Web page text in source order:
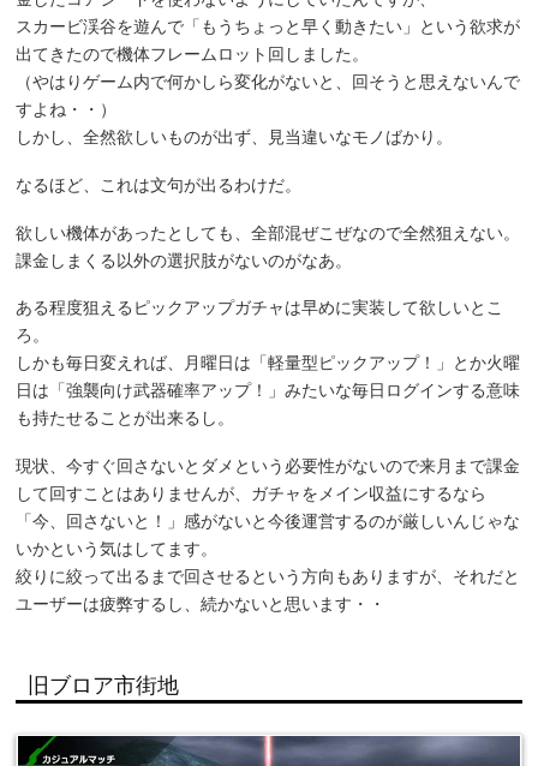
スカービ渓谷を遊んで「もうちょっと早く動きたい」という欲求が
出てきたので機体フレームロット回しました。
（やはりゲーム内で何かしら変化がないと、回そうと思えないんで
すよね・・）
しかし、全然欲しいものが出ず、見当違いなモノばかり。
なるほど、これは文句が出るわけだ。
欲しい機体があったとしても、全部混ぜこぜなので全然狙えない。
課金しまくる以外の選択肢がないのがなあ。
ある程度狙えるピックアップガチャは早めに実装して欲しいとこ
ろ。
しかも毎日変えれば、月曜日は「軽量型ピックアップ！」とか火曜
日は「強襲向け武器確率アップ！」みたいな毎日ログインする意味
も持たせることが出来るし。
現状、今すぐ回さないとダメという必要性がないので来月まで課金
して回すことはありませんが、ガチャをメイン収益にするなら
「今、回さないと！」感がないと今後運営するのが厳しいんじゃな
いかという気はしてます。
絞りに絞って出るまで回させるという方向もありますが、それだと
ユーザーは疲弊するし、続かないと思います・・
旧ブロア市街地